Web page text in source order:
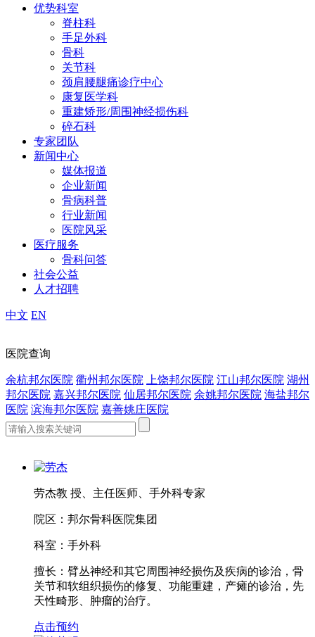
优势科室
脊柱科
手足外科
骨科
关节科
颈肩腰腿痛诊疗中心
康复医学科
重建矫形/周围神经损伤科
碎石科
专家团队
新闻中心
媒体报道
企业新闻
骨病科普
行业新闻
医院风采
医疗服务
骨科问答
社会公益
人才招聘
中文 EN
医院查询
余杭邦尔医院 衢州邦尔医院 上饶邦尔医院 江山邦尔医院 湖州
邦尔医院 嘉兴邦尔医院 仙居邦尔医院 余姚邦尔医院 海盐邦尔
医院 滨海邦尔医院 嘉善姚庄医院
劳杰教 授、主任医师、手外科专家
院区： 邦尔骨科医院集团
科室： 手外科
擅长： 臂丛神经和其它周围神经损伤及疾病的诊治，骨
关节和软组织损伤的修复、功能重建，产瘫的诊治，先
天性畸形、肿瘤的治疗。
点击预约